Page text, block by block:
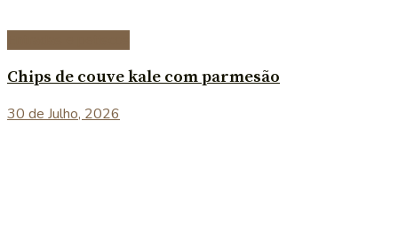
Chips de couve kale com parmesão
30 de Julho, 2026